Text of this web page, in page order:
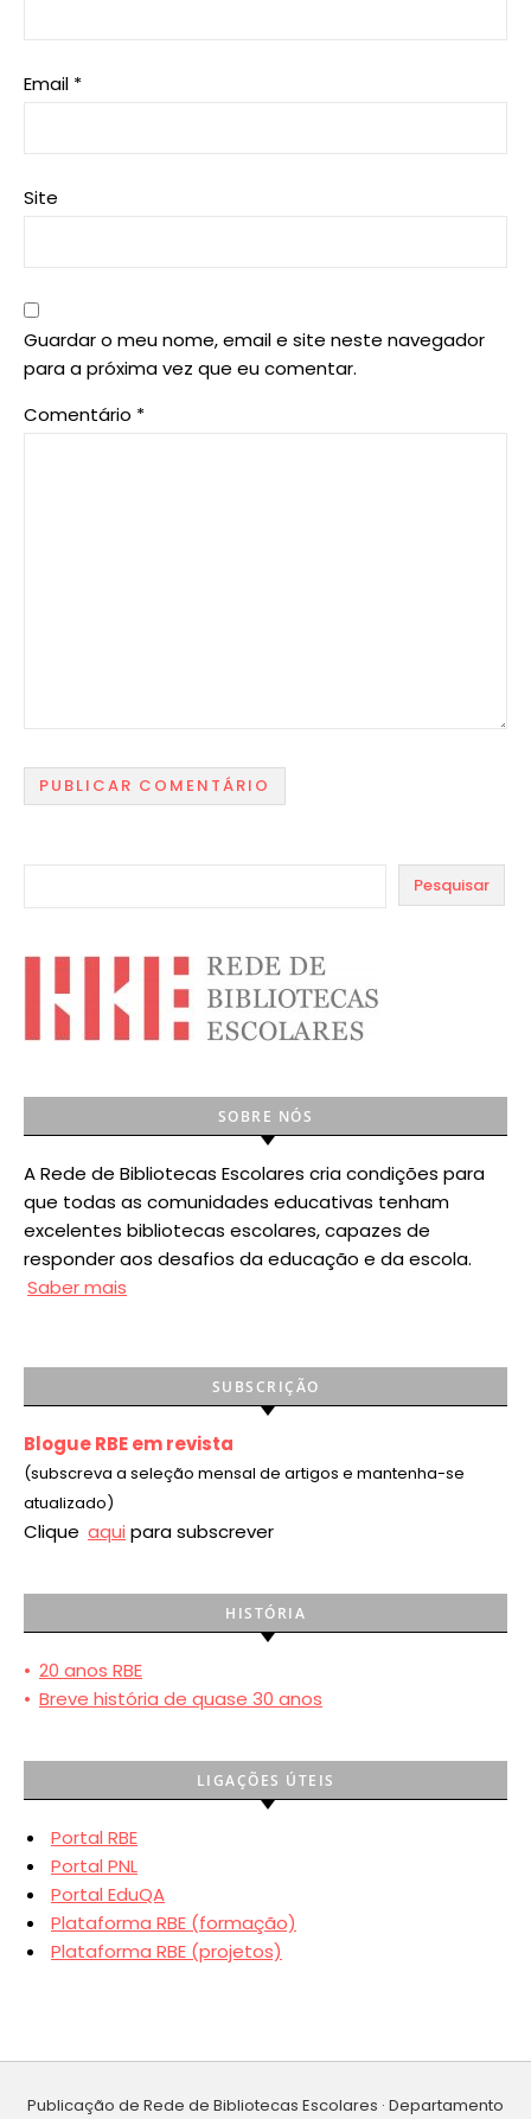
Email *
Site
Guardar o meu nome, email e site neste navegador
para a próxima vez que eu comentar.
Comentário *
Pesquisar
SOBRE NÓS
A Rede de Bibliotecas Escolares cria condições para
que todas as comunidades educativas tenham
excelentes bibliotecas escolares, capazes de
responder aos desafios da educação e da escola.
Saber mais
SUBSCRIÇÃO
Blogue RBE em revista
(subscreva a seleção mensal de artigos e mantenha-se
atualizado)
Clique aqui para subscrever
HISTÓRIA
• 20 anos RBE
• Breve história de quase 30 anos
LIGAÇÕES ÚTEIS
Portal RBE
Portal PNL
Portal EduQA
Plataforma RBE (formação)
Plataforma RBE (projetos)
Publicação de Rede de Bibliotecas Escolares · Departamento